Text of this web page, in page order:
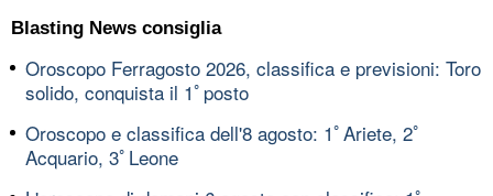
Blasting News consiglia
Oroscopo Ferragosto 2026, classifica e previsioni: Toro
solido, conquista il 1ﾟposto
Oroscopo e classifica dell'8 agosto: 1ﾟAriete, 2ﾟ
Acquario, 3ﾟLeone